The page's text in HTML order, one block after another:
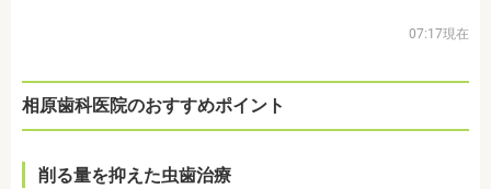
07:17現在
相原歯科医院のおすすめポイント
削る量を抑えた虫歯治療